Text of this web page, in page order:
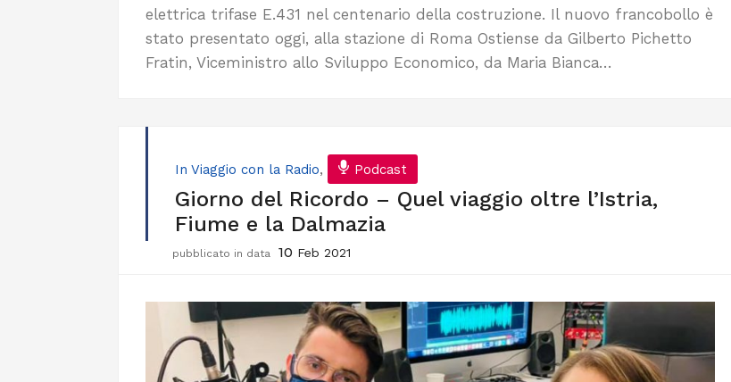
elettrica trifase E.431 nel centenario della costruzione. Il nuovo francobollo è
stato presentato oggi, alla stazione di Roma Ostiense da Gilberto Pichetto
Fratin, Viceministro allo Sviluppo Economico, da Maria Bianca…
In Viaggio con la Radio, Podcast
Giorno del Ricordo – Quel viaggio oltre l’Istria,
Fiume e la Dalmazia
pubblicato in data 10 Feb 2021